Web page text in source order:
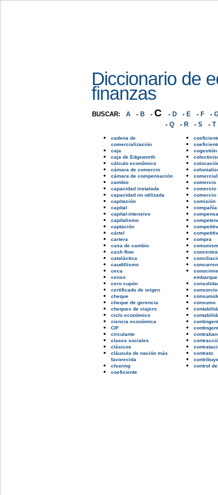
Diccionario de
finanzas
BUSCAR: A - B - C - D - E - F -
- Q - R - S - T
cadena de
comercialización
caja
caja de Edgeworth
cálculo económico
cámara de comercio
cámara de compensación
cambio
capacidad instalada
capacidad no utilizada
capitación
capital
capital-intensivo
capitalismo
captación
cártel
cartera
casa de cambio
cash flow
cataláctica
caudillismo
ceca
censo
cero cupón
certificado de origen
cheque
cheque de gerencia
cheques de viajero
ciclo económico
ciencia económica
CIF
circulante
clases sociales
clásicos
cláusula de nación más
favorecida
clearing
coeficiente
cogestión
comercio
comercio
comercio
comisión
compañía
compra
embarque
consorcio
consumo
contrato
control